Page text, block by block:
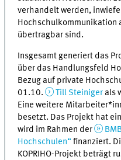
verhandelt werden,
Hochschulkommunikation
übertragbar sind.
Insgesamt generiert das
über das Handlungsfeld
Bezug auf private
01.10.
Till Steiniger als
Eine weitere
besetzt. Das Projekt hat
wird im Rahmen der
Hochschulen“ finanziert.
KOPRIHO-Projekt beträgt